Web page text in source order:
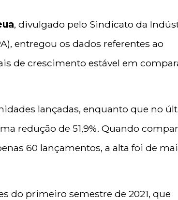
, divulgado pelo Sindicato da
entregou os dados referentes ao
de crescimento estável em
lançadas, enquanto que no
redução de 51,9%. Quando
60 lançamentos, a alta foi de
do primeiro semestre de 2021, que